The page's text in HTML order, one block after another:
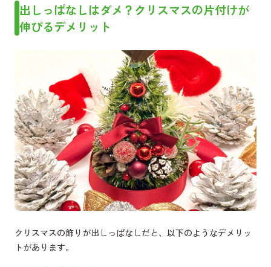
出しっぱなしはダメ？クリスマスの片付けが
伸びるデメリット
クリスマスの飾りが出しっぱなしだと、以下のようなデメリッ
トがあります。